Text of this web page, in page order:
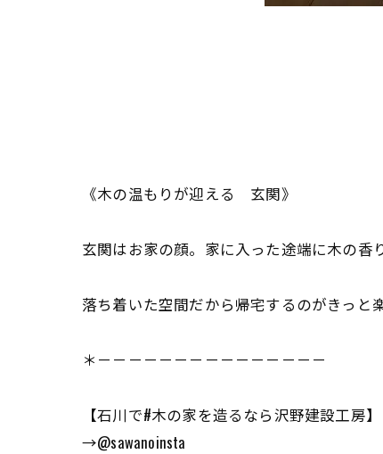
《木の温もりが迎える 玄関》
玄関はお家の顔。家に入った途端に木の香
落ち着いた空間だから帰宅するのがきっと
＊－－－－－－－－－－－－－－－
【石川で#木の家を造るなら沢野建設工房】
→@sawanoinsta